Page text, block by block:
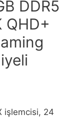
DDR5
QHD+
işlemcisi, 24